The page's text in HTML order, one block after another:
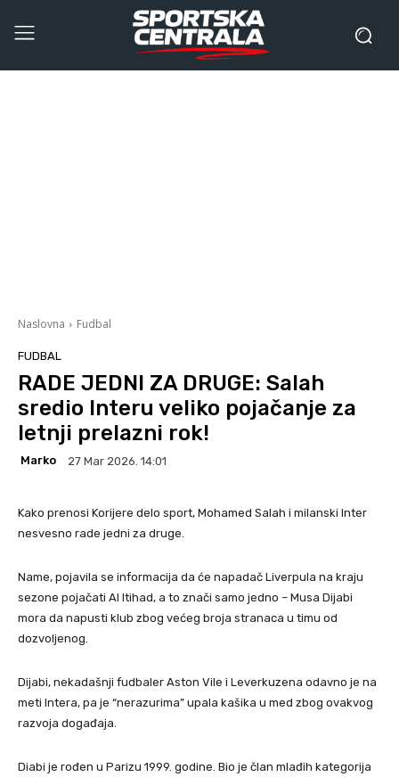
Naslovna Fudbal
FUDBAL
RADE JEDNI ZA DRUGE: Salah
sredio Interu veliko pojačanje za
letnji prelazni rok!
Marko 27 Mar 2026. 14:01
Kako prenosi Korijere delo sport, Mohamed Salah i milanski Inter
nesvesno rade jedni za druge.
Name, pojavila se informacija da će napadač Liverpula na kraju
sezone pojačati Al Itihad, a to znači samo jedno – Musa Dijabi
mora da napusti klub zbog većeg broja stranaca u timu od
dozvoljenog.
Dijabi, nekadašnji fudbaler Aston Vile i Leverkuzena odavno je na
meti Intera, pa je “nerazurima” upala kašika u med zbog ovakvog
razvoja događaja.
Diabi je rođen u Parizu 1999. godine. Bio je član mlađih kategorija